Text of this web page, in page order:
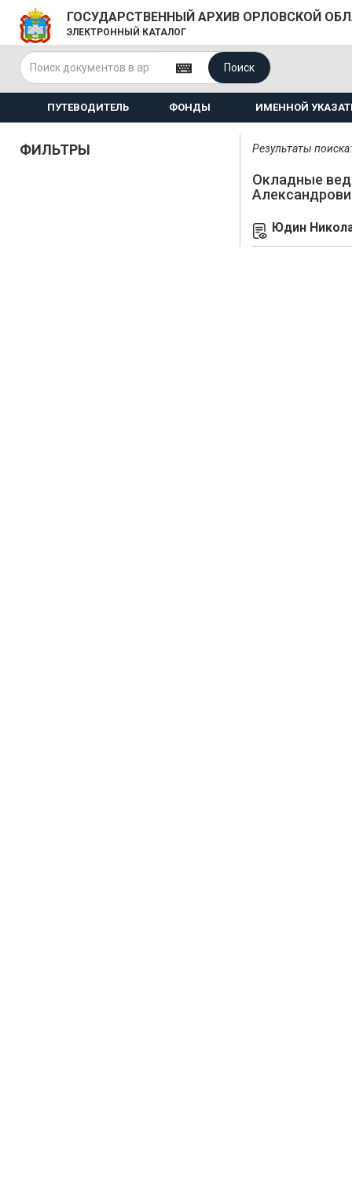
ГОСУДАРСТВЕННЫЙ АРХИВ ОРЛОВСКОЙ
ЭЛЕКТРОННЫЙ КАТАЛОГ
Поиск
ПУТЕВОДИТЕЛЬ ФОНДЫ ИМЕННОЙ
ФИЛЬТРЫ Результаты
Окладные
Юдин